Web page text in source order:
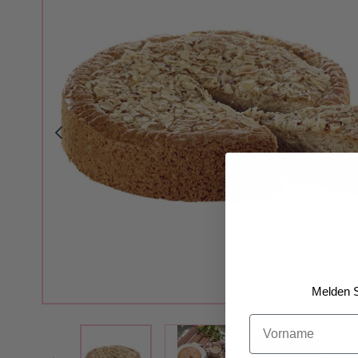
View larger imageView larger imageView larger
Melden
Vorname